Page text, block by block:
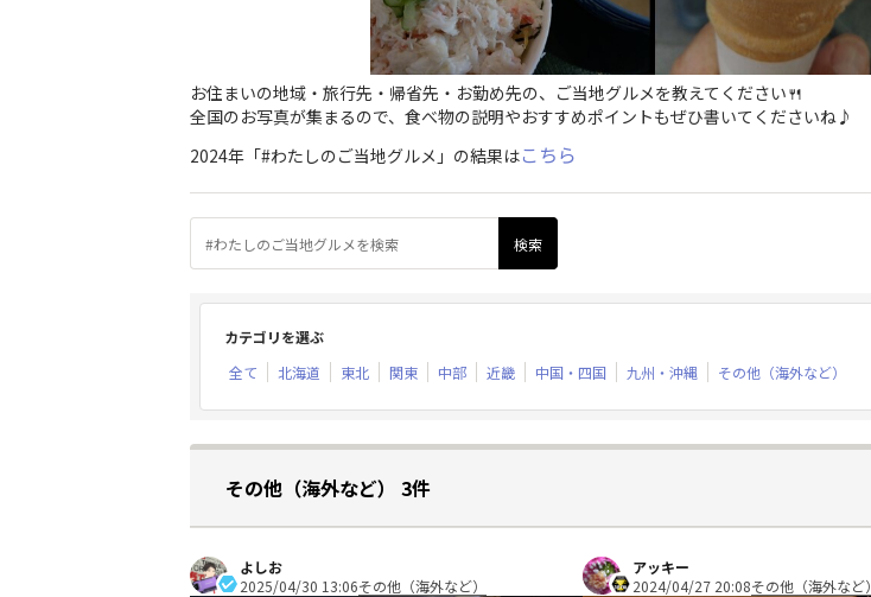
お住まいの地域・旅行先・帰省先・お勤め先の、ご当地グルメを教えてください🍴
全国のお写真が集まるので、食べ物の説明やおすすめポイントもぜひ書いてくださいね♪
2024年「#わたしのご当地グルメ」の結果はこちら
カテゴリを選ぶ
全て
北海道 東北 関東 中部 近畿 中国・四国 九州・沖縄 その他（海外など）
その他（海外など） 3件
よしお
2025/04/30 13:06その他（海外など）
アッキー
2024/04/27 20:08その他（海外など）